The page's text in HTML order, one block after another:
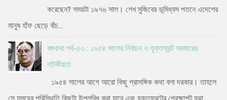
করেছেন? সময়টা ১৯৭৬ সাল। শেখ মুজিবের ভূমিধ্বস পতনে এদেশের
মানুষ হাঁফ ছেড়ে বাঁচ...
বঙ্গকথা পর্ব-৫৩ : ১৯৫৪ সালের নির্বাচন ও যুক্তফ্রন্ট সরকারের
নাটকীয়তা
১৯৫৪ সালের আগে আরো কিছু প্রাসঙ্গিক কথা বলা দরকার। তাহলে